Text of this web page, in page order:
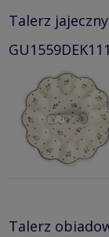
Talerz
GU1559DEK111
Talerz